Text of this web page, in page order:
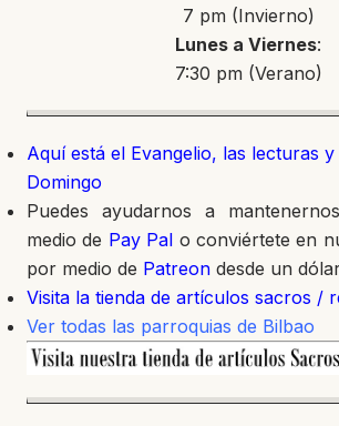
7 pm (Invierno)
Lunes a Viernes:
7:30 pm (Verano)
Aquí está el Evangelio, las lecturas
Domingo
Puedes ayudarnos a
medio de Pay Pal o conviértete en
por medio de Patreon desde un
Visita la tienda de artículos sacros /
Ver todas las parroquias de Bilbao